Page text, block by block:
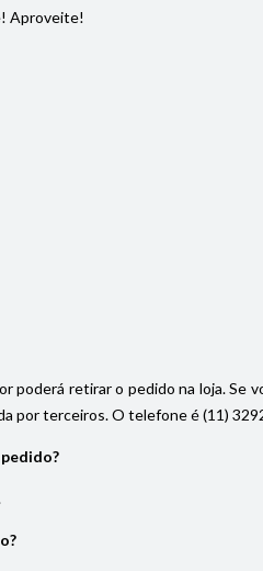
Aproveite!
poderá retirar o pedido na loja.
por terceiros. O telefone é (11)